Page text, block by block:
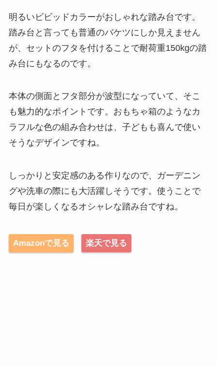
明るいビビッドカラーがおしゃれな踏み台です。
踏み台と言っても普通のバケツにしか見えません
が、セットのフタを付けることで耐荷重150kgの踏
み台にもなるのです。
本体の側面とフタ部分が波型になっていて、そこ
も魅力的なポイントです。おもちゃ箱のようなカ
ラフルな色の組み合わせは、子どもも喜んで使い
そうなデザインですね。
しっかりと安定感のある作りなので、ガーデニン
グや洗車の際にも大活躍しそうです。使うことで
毎日が楽しくなるオシャレな踏み台ですね。
Amazonで見る 楽天で見る